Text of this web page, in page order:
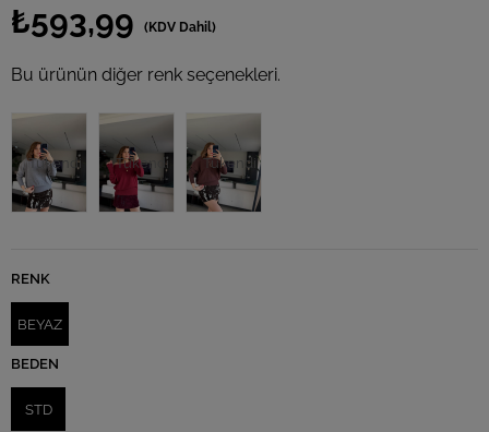
₺593,99 (KDV Dahil)
Bu ürünün diğer renk seçenekleri.
Tükendi Tükendi Tükendi
RENK
BEYAZ
BEDEN
STD